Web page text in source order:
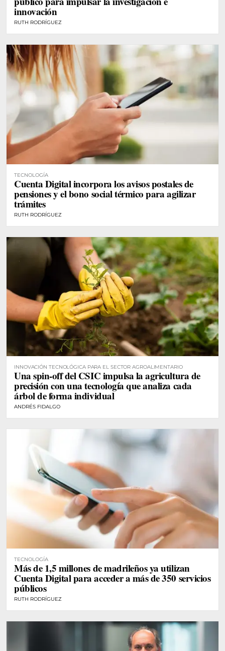
innovación
RUTH RODRÍGUEZ
TECNOLOGÍA
Cuenta Digital incorpora los avisos postales de
pensiones y el bono social térmico para agilizar
trámites
RUTH RODRÍGUEZ
INNOVACIÓN TECNOLÓGICA PARA EL SECTOR AGROALIMENTARIO
Una spin-off del CSIC impulsa la agricultura de
precisión con una tecnología que analiza cada
árbol de forma individual
ANDRÉS FIDALGO
TECNOLOGÍA
Más de 1,5 millones de madrileños ya utilizan
Cuenta Digital para acceder a más de 350 servicios
públicos
RUTH RODRÍGUEZ